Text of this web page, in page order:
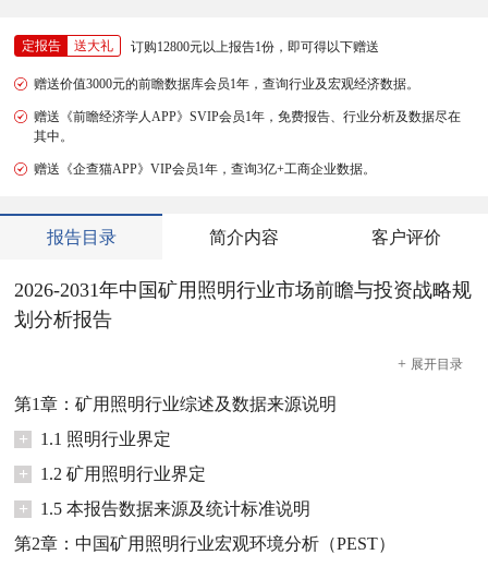
定报告 送大礼 订购12800元以上报告1份，即可得以下赠送
赠送价值3000元的前瞻数据库会员1年，查询行业及宏观经济数据。
赠送《前瞻经济学人APP》SVIP会员1年，免费报告、行业分析及数据尽在
其中。
赠送《企查猫APP》VIP会员1年，查询3亿+工商企业数据。
报告目录 简介内容 客户评价
2026-2031年中国矿用照明行业市场前瞻与投资战略规
划分析报告
+ 展开目录
第1章：矿用照明行业综述及数据来源说明
+
1.1 照明行业界定
+
1.2 矿用照明行业界定
+
1.5 本报告数据来源及统计标准说明
第2章：中国矿用照明行业宏观环境分析（PEST）